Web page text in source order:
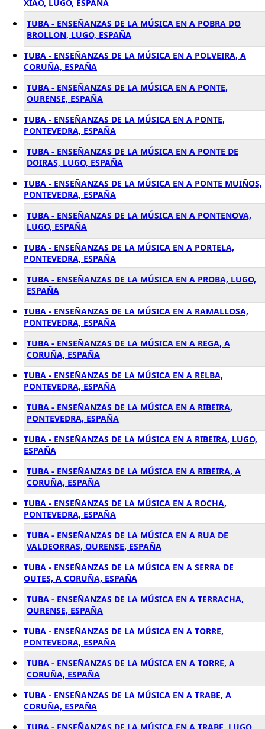
XIAO, LUGO, ESPAÑA
TUBA - ENSEÑANZAS DE LA MÚSICA EN A POBRA DO
BROLLON, LUGO, ESPAÑA
TUBA - ENSEÑANZAS DE LA MÚSICA EN A POLVEIRA, A
CORUÑA, ESPAÑA
TUBA - ENSEÑANZAS DE LA MÚSICA EN A PONTE,
OURENSE, ESPAÑA
TUBA - ENSEÑANZAS DE LA MÚSICA EN A PONTE,
PONTEVEDRA, ESPAÑA
TUBA - ENSEÑANZAS DE LA MÚSICA EN A PONTE DE
DOIRAS, LUGO, ESPAÑA
TUBA - ENSEÑANZAS DE LA MÚSICA EN A PONTE MUIÑOS,
PONTEVEDRA, ESPAÑA
TUBA - ENSEÑANZAS DE LA MÚSICA EN A PONTENOVA,
LUGO, ESPAÑA
TUBA - ENSEÑANZAS DE LA MÚSICA EN A PORTELA,
PONTEVEDRA, ESPAÑA
TUBA - ENSEÑANZAS DE LA MÚSICA EN A PROBA, LUGO,
ESPAÑA
TUBA - ENSEÑANZAS DE LA MÚSICA EN A RAMALLOSA,
PONTEVEDRA, ESPAÑA
TUBA - ENSEÑANZAS DE LA MÚSICA EN A REGA, A
CORUÑA, ESPAÑA
TUBA - ENSEÑANZAS DE LA MÚSICA EN A RELBA,
PONTEVEDRA, ESPAÑA
TUBA - ENSEÑANZAS DE LA MÚSICA EN A RIBEIRA,
PONTEVEDRA, ESPAÑA
TUBA - ENSEÑANZAS DE LA MÚSICA EN A RIBEIRA, LUGO,
ESPAÑA
TUBA - ENSEÑANZAS DE LA MÚSICA EN A RIBEIRA, A
CORUÑA, ESPAÑA
TUBA - ENSEÑANZAS DE LA MÚSICA EN A ROCHA,
PONTEVEDRA, ESPAÑA
TUBA - ENSEÑANZAS DE LA MÚSICA EN A RUA DE
VALDEORRAS, OURENSE, ESPAÑA
TUBA - ENSEÑANZAS DE LA MÚSICA EN A SERRA DE
OUTES, A CORUÑA, ESPAÑA
TUBA - ENSEÑANZAS DE LA MÚSICA EN A TERRACHA,
OURENSE, ESPAÑA
TUBA - ENSEÑANZAS DE LA MÚSICA EN A TORRE,
PONTEVEDRA, ESPAÑA
TUBA - ENSEÑANZAS DE LA MÚSICA EN A TORRE, A
CORUÑA, ESPAÑA
TUBA - ENSEÑANZAS DE LA MÚSICA EN A TRABE, A
CORUÑA, ESPAÑA